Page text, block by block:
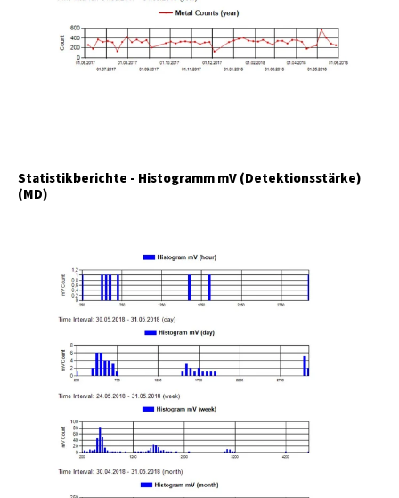
Statistikberichte - Histogramm mV (Detektionsstärke)
(MD)